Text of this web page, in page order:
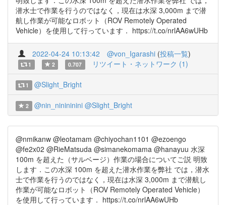
潜水士で作業を行うのではなく，現在は水深 3,000m まで潜
航し作業が可能なロボット（ROV Remotely Operated
Vehicle）を使用して行っています． https://t.co/nrlAA6wUHb
2022-04-24 10:13:42 @von_Igarashi (投稿一覧)
1 2 0.707 リツイート・ネットワーク (1)
1 @Slight_Bright
2 @nin_ninininini @Slight_Bright
@nmikanw @leotamam @chiyochan1101 @ezoengo
@fe2x02 @RieMatsuda @simanekomama @hanayuu 水深
100m を超えた（サルベージ）作業の場合についてご説 明致
します．この水深 100m を超えた潜水作業を弊社 では，潜水
士で作業を行うのではなく，現在は水深 3,000m まで潜航し
作業が可能なロボット（ROV Remotely Operated Vehicle）
を使用して行っています． https://t.co/nrlAA6wUHb